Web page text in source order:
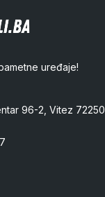
uređaje!
96-2, Vitez 72250